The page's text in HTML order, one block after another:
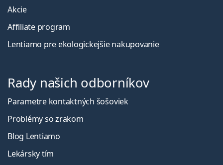
Akcie
Affiliate program
Lentiamo pre ekologickejšie nakupovanie
Rady našich odborníkov
Parametre kontaktných šošoviek
Problémy so zrakom
Blog Lentiamo
Lekársky tím